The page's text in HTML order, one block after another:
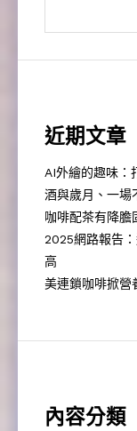
近期文章
AI外繪的趣味：
酒與歲月、一場
咖啡配茶有降膽
2025網路報告
高
美連鎖咖啡掀營
內容分類